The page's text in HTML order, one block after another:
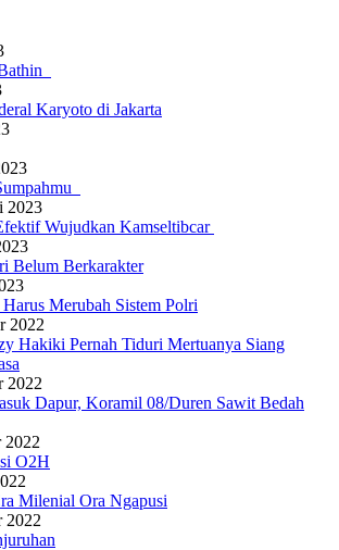
Karyoto di Jakarta
2023
Wujudkan Kamseltibcar
Belum Berkarakter
Merubah Sistem Polri
2022
Hakiki Pernah Tiduri Mertuanya Siang
2022
Dapur, Koramil 08/Duren Sawit Bedah
2022
O2H
Milenial Ora Ngapusi
2022